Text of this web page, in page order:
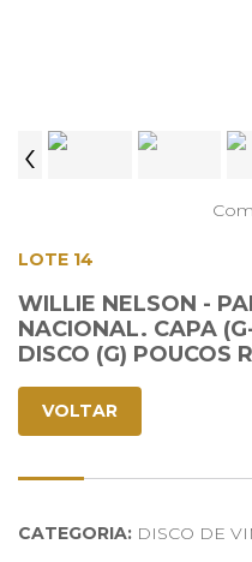
‹
LOTE 14
WILLIE NELSON -
NACIONAL. CAPA
DISCO (G) POUCOS
VOLTAR
CATEGORIA: DISCO DE